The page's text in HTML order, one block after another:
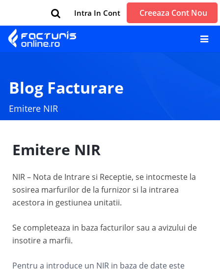
Intra In Cont Creeaza Cont Nou
Blog Facturare
Emitere NIR
Emitere NIR
NIR – Nota de Intrare si Receptie, se intocmeste la
sosirea marfurilor de la furnizor si la intrarea
acestora in gestiunea unitatii.
Se completeaza in baza facturilor sau a avizului de
insotire a marfii.
Pentru a introduce un NIR in baza de date este